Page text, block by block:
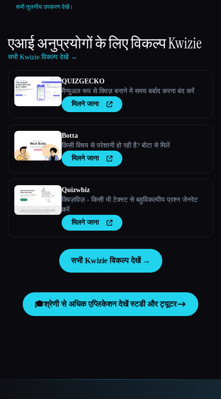
सभी तुलनीय उपकरण देखें।
एआई अनुप्रयोगों के लिए विकल्पKwizie
सभी Kwizie विकल्प देखें →
QUIZGECKO
मैन्युअल रूप से क्विज़ बनाने में समय बर्बाद करना बंद करें
मिलने जाना
Botta
किसी विषय से परेशानी हो रही है? बोटा से मिलें
मिलने जाना
Quizwhiz
क्विज़विज़ - किसी भी टेक्स्ट से बहुविकल्पीय प्रश्न जेनरेट
करें
मिलने जाना
सभी Kwizie विकल्प देखें →
🎓श्रेणी से अधिक एप्लिकेशन देखेंस्टडी और ट्यूटर